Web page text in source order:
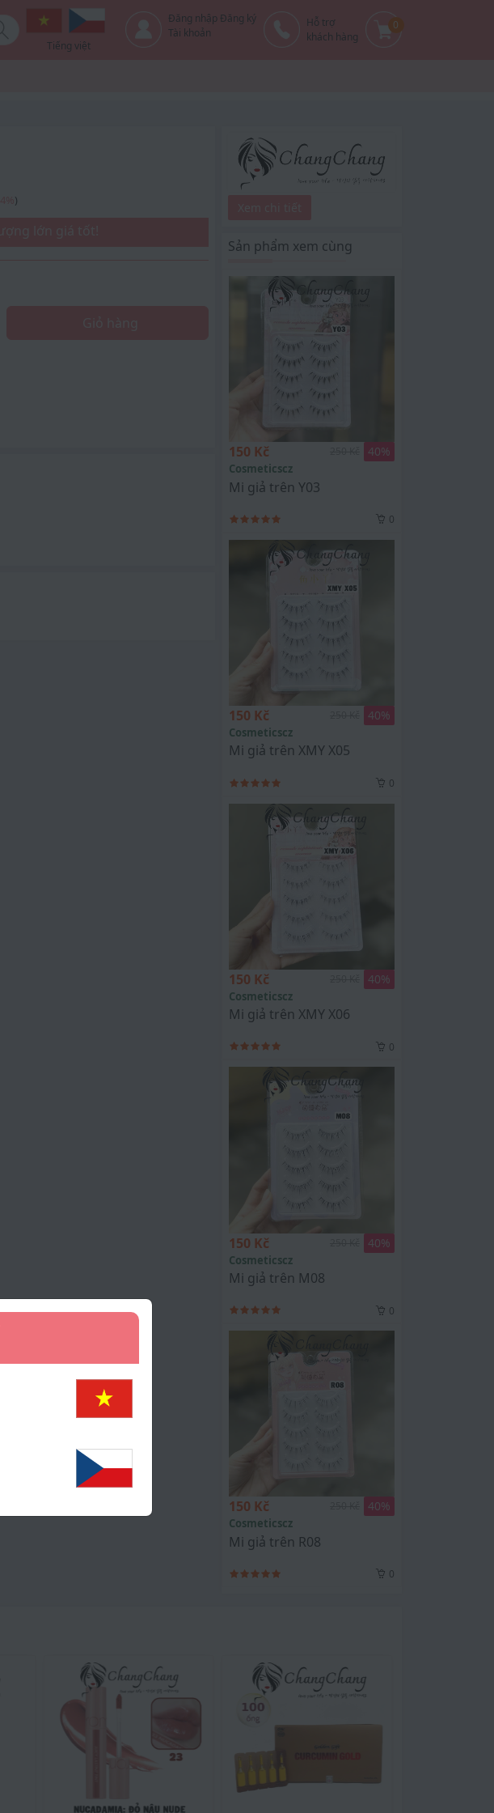
Tiếng việt
Đăng nhập Đăng ký
Tài khoản
Hỗ trợ
khách hàng
0
)
Sản phẩm xem cùng
150 Kč 40%
Cosmeticscz
Mi giả trên Y03
0
150 Kč 40%
Cosmeticscz
Mi giả trên XMY X05
0
150 Kč 40%
Cosmeticscz
Mi giả trên XMY X06
0
150 Kč 40%
Cosmeticscz
Mi giả trên M08
0
150 Kč 40%
Cosmeticscz
Mi giả trên R08
0